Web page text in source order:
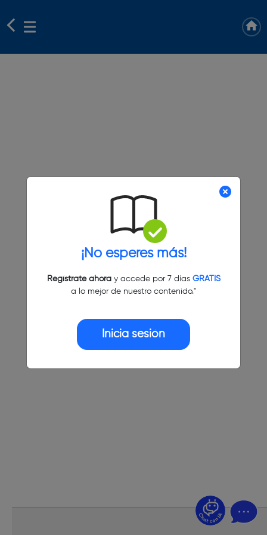
¡No esperes más!
Regístrate ahoray accede por 7 días GRATIS
a lo mejor de nuestro contenido."
Inicia sesión